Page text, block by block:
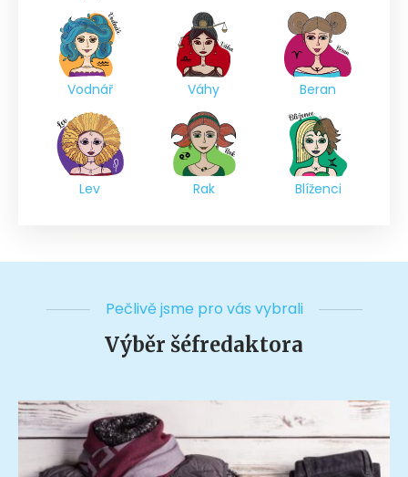
Vodnář Váhy Beran
Lev Rak Blíženci
Pečlivě jsme pro vás vybrali
Výběr šéfredaktora